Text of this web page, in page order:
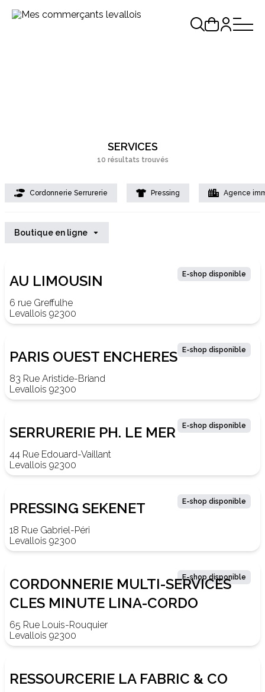
SERVICES
10 résultats trouvés
Cordonnerie Serrurerie Pressing Agence
Boutique en ligne
E-shop disponible
AU LIMOUSIN
6 rue Greffulhe
Levallois 92300
E-shop disponible
PARIS OUEST ENCHERES
83 Rue Aristide-Briand
Levallois 92300
E-shop disponible
SERRURERIE PH. LE MER
44 Rue Edouard-Vaillant
Levallois 92300
E-shop disponible
PRESSING SEKENET
18 Rue Gabriel-Péri
Levallois 92300
E-shop disponible
CORDONNERIE MULTI-SERVICES
CLES MINUTE LINA-CORDO
65 Rue Louis-Rouquier
Levallois 92300
RESSOURCERIE LA FABRIC & CO